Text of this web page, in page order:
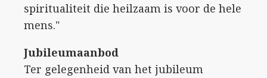
spiritualiteit die heilzaam is voor de hele
mens."
Jubileumaanbod
Ter gelegenheid van het jubileum